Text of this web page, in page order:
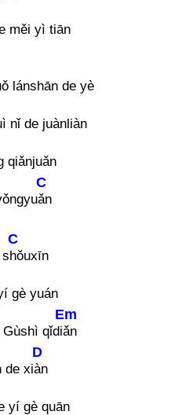
měi yì tiān
lánshān de yè
nǐ de juànliàn
qiǎnjuǎn
C
ǎn
C
hǒuxīn
gè yuán
qǐdi
Em
ǎn
de xi
D
àn
yí gè quān